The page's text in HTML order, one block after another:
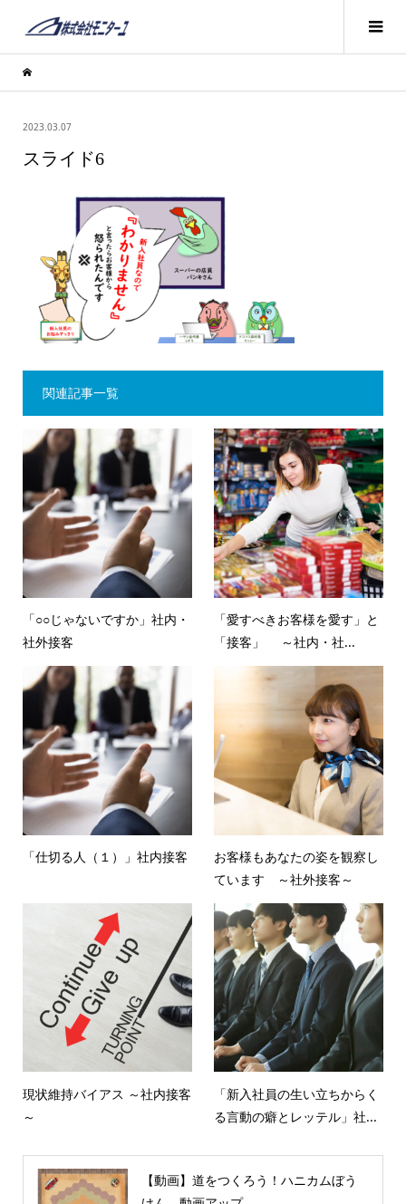
2023.03.07
スライド6
関連記事一覧
「○○じゃないですか」社内・
社外接客
「愛すべきお客様を愛す」と
「接客」 ～社内・社...
「仕切る人（１）」社内接客
お客様もあなたの姿を観察し
ています ～社外接客～
現状維持バイアス ～社内接客
～
「新入社員の生い立ちからく
る言動の癖とレッテル」社...
【動画】道をつくろう！ハニカムぼう